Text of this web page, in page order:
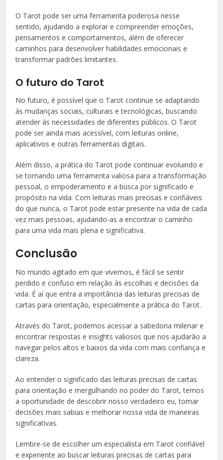
O Tarot pode ser uma ferramenta poderosa nesse
sentido, ajudando a explorar e compreender emoções,
pensamentos e comportamentos, além de oferecer
caminhos para desenvolver habilidades emocionais e
transformar padrões limitantes.
O futuro do Tarot
No futuro, é possível que o Tarot continue se adaptando
às mudanças sociais, culturais e tecnológicas, buscando
atender às necessidades de diferentes públicos. O Tarot
pode ser ainda mais acessível, com leituras online,
aplicativos e outras ferramentas digitais.
Além disso, a prática do Tarot pode continuar evoluindo e
se tornando uma ferramenta valiosa para a transformação
pessoal, o empoderamento e a busca por significado e
propósito na vida. Com leituras mais precisas e confiáveis
do que nunca, o Tarot pode estar presente na vida de cada
vez mais pessoas, ajudando-as a encontrar o caminho
para uma vida mais plena e significativa.
Conclusão
No mundo agitado em que vivemos, é fácil se sentir
perdido e confuso em relação às escolhas e decisões da
vida. É aí que entra a importância das leituras precisas de
cartas para orientação, especialmente a prática do Tarot.
Através do Tarot, podemos acessar a sabedoria milenar e
encontrar respostas e insights valiosos que nos ajudarão a
navegar pelos altos e baixos da vida com mais confiança e
clareza.
Ao entender o significado das leituras precisas de cartas
para orientação e mergulhando no poder do Tarot, temos
a oportunidade de descobrir nosso verdadeiro eu, tomar
decisões mais sabias e melhorar nossa vida de maneiras
significativas.
Lembre-se de escolher um especialista em Tarot confiável
e experiente ao buscar leituras precisas de cartas para